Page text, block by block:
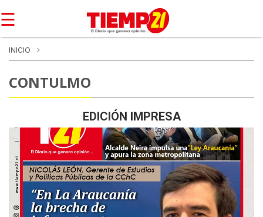
☰
INICIO
CONTULMO
EDICIÓN IMPRESA